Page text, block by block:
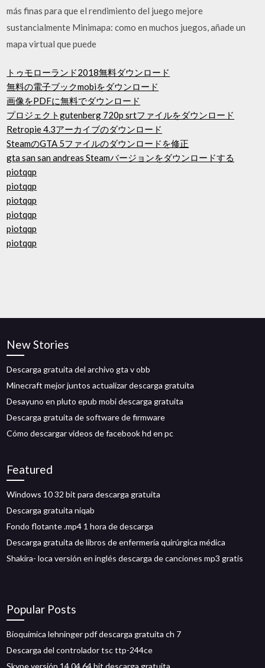
más finas para que el rendimiento del juego mejore
sustancialmente Minimapa: como en muchos juegos, añade un
mapa virtual que puede
トゥモローランド2018無料ダウンロード
無料の電子ブックmobiをダウンロード
画像をPDFに無料でダウンロード
プロジェクトgutenberg 720p srtファイルをダウンロード
Retropie 4.3アーカイブのダウンロード
SteamのGTA 5ファイルのダウンロードを修正
gta san san andreas Steamバージョンをダウンロードする
piotqqp
piotqqp
piotqqp
piotqqp
piotqqp
piotqqp
New Stories
Descarga gratuita del archivo gta v obb
Minecraft mejor juntos actualizar descarga gratuita
Desayuno en pluto epub mobi descarga gratuita
Descarga gratuita de software de firmware
Cómo descargar videos de facebook hd en pc
Featured
Windows 10 32 bit para descarga gratuita
Descarga gratuita niqab
Fondo flotante .mp4 1 hora de descarga
Descarga gratuita de libros de enfermería quirúrgica médica
Shakira- loca versión en inglés descarga de canciones mp3 gratis
Popular Posts
Bioquímica lehninger pdf descarga gratuita ch 7
Descarga del controlador tsc ttp-244ce
Skype versión 14.04 64 bit descarga gratuita